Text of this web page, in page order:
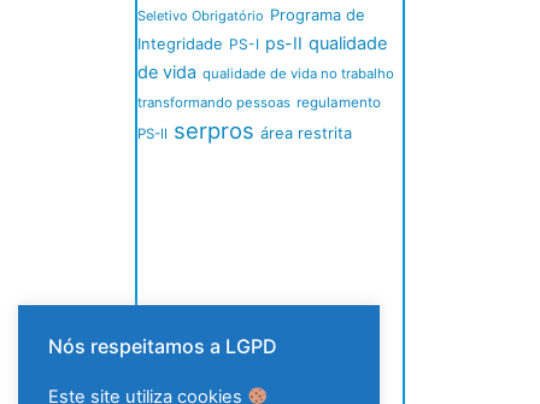
Seletivo Obrigatório Programa de
Integridade PS-I ps-II qualidade
de vida qualidade de vida no trabalho
transformando pessoas regulamento
PS-II serpros área restrita
Nós respeitamos a LGPD
Este site utiliza cookies